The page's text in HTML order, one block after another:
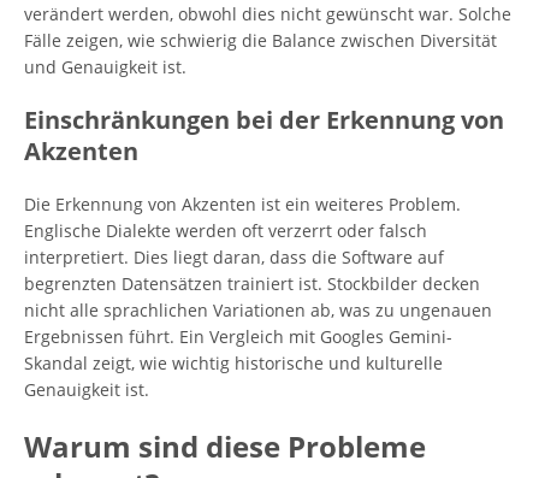
verändert werden, obwohl dies nicht gewünscht war. Solche
Fälle zeigen, wie schwierig die Balance zwischen Diversität
und Genauigkeit ist.
Einschränkungen bei der Erkennung von
Akzenten
Die Erkennung von Akzenten ist ein weiteres Problem.
Englische Dialekte werden oft verzerrt oder falsch
interpretiert. Dies liegt daran, dass die Software auf
begrenzten Datensätzen trainiert ist. Stockbilder decken
nicht alle sprachlichen Variationen ab, was zu ungenauen
Ergebnissen führt. Ein Vergleich mit Googles Gemini-
Skandal zeigt, wie wichtig historische und kulturelle
Genauigkeit ist.
Warum sind diese Probleme